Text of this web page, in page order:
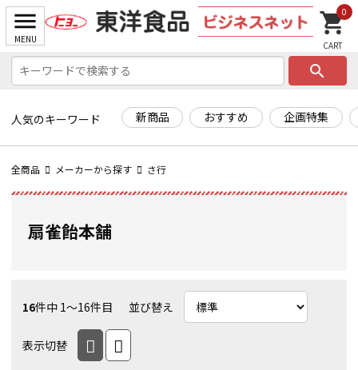
search
人気のキーワード 新商品 おすすめ 企画特集
0
全商品 メーカーから探す さ行
扇雀飴本舗
16件中 1〜16件目 並び替え
表示切替